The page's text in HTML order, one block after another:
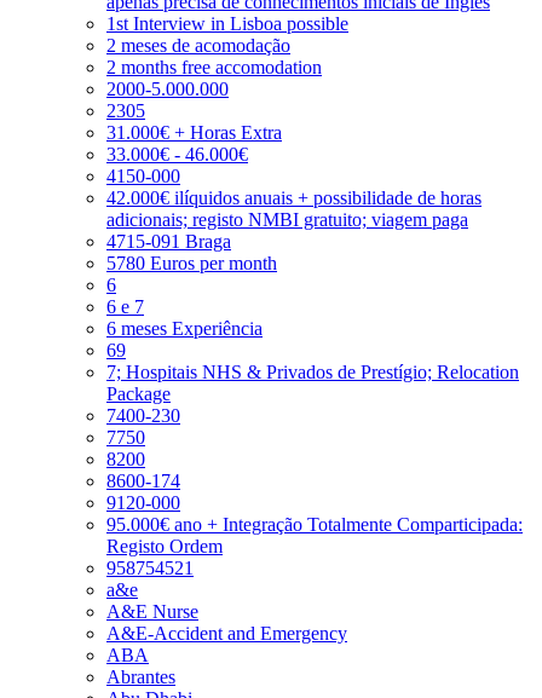
1st Interview in Lisboa possible
2 meses de acomodação
2 months free accomodation
2000-5.000.000
2305
31.000€ + Horas Extra
33.000€ - 46.000€
4150-000
42.000€ ilíquidos anuais + possibilidade de horas
adicionais; registo NMBI gratuito; viagem paga
4715-091 Braga
5780 Euros per month
6
6 e 7
6 meses Experiência
69
7; Hospitais NHS & Privados de Prestígio; Relocation
Package
7400-230
7750
8200
8600-174
9120-000
95.000€ ano + Integração Totalmente Comparticipada:
Registo Ordem
958754521
a&e
A&E Nurse
A&E-Accident and Emergency
ABA
Abrantes